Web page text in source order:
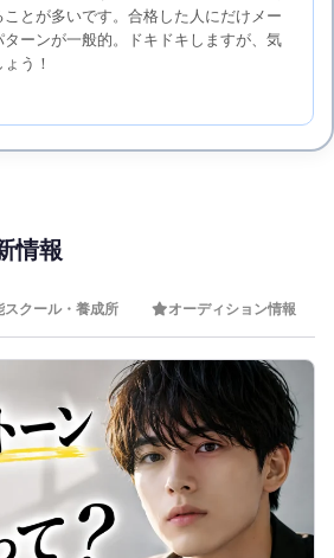
ことが多いです。合格した人にだけメー
ターンが一般的。ドキドキしますが、気
う！
情報
スクール・養成所 オーディション情報